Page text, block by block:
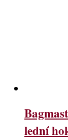
lední